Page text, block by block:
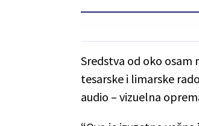
Sredstva od oko osam
tesarske i limarske
audio – vizuelna